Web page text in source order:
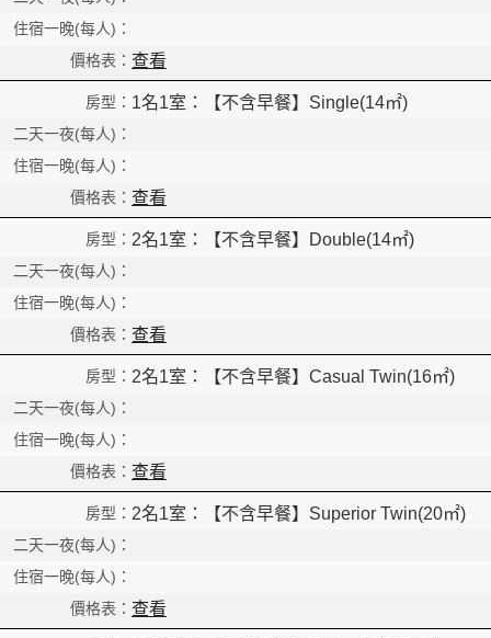
查看
1名1室：【不含早餐】Single(14㎡)
查看
2名1室：【不含早餐】Double(14㎡)
查看
2名1室：【不含早餐】Casual Twin(16㎡)
查看
2名1室：【不含早餐】Superior Twin(20㎡)
查看